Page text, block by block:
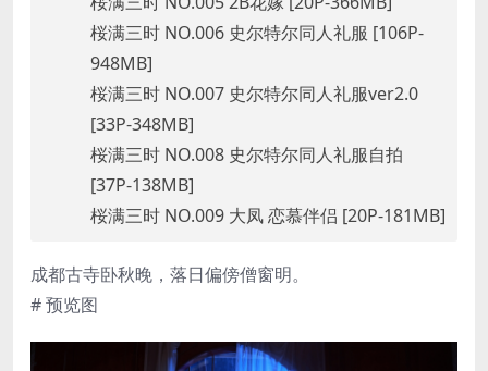
桜满三时 NO.006 史尔特尔同人礼服 [106P-
948MB]
桜满三时 NO.007 史尔特尔同人礼服ver2.0
[33P-348MB]
桜满三时 NO.008 史尔特尔同人礼服自拍
[37P-138MB]
桜满三时 NO.009 大凤 恋慕伴侣 [20P-181MB]
成都古寺卧秋晚，落日偏傍僧窗明。
# 预览图